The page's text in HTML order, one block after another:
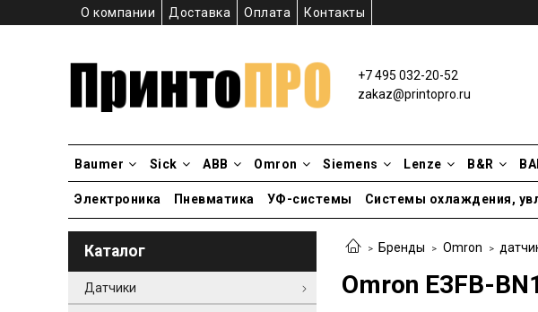
О компании Доставка Оплата Контакты
+7 495 032-20-52
zakaz@printopro.ru
Baumer Sick ABB Omron Siemens Lenze B&R
Электроника Пневматика УФ-системы Системы охлаждения,
Бренды Omron
Omron E3FB-
Каталог
Датчики